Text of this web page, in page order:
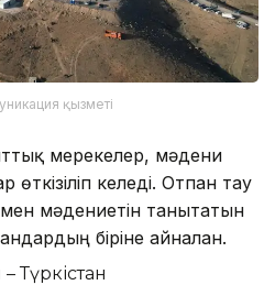
қызметі
мерекелер, мәдени
келеді. Отпан тау
мәдениетін танытатын
біріне айналған.
Түркістан